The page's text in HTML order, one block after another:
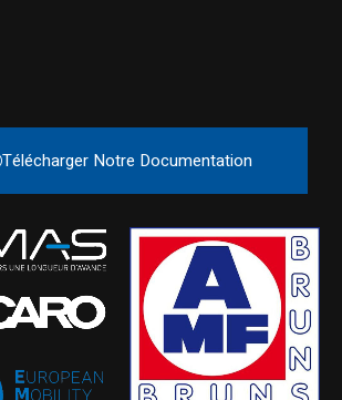
Télécharger Notre Documentation